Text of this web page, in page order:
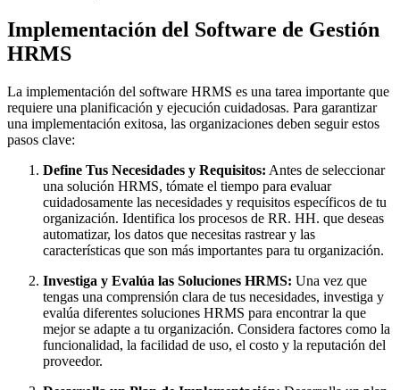
Implementación del Software de Gestión
HRMS
La implementación del software HRMS es una tarea importante que
requiere una planificación y ejecución cuidadosas. Para garantizar
una implementación exitosa, las organizaciones deben seguir estos
pasos clave:
Define Tus Necesidades y Requisitos: Antes de seleccionar
una solución HRMS, tómate el tiempo para evaluar
cuidadosamente las necesidades y requisitos específicos de tu
organización. Identifica los procesos de RR. HH. que deseas
automatizar, los datos que necesitas rastrear y las
características que son más importantes para tu organización.
Investiga y Evalúa las Soluciones HRMS: Una vez que
tengas una comprensión clara de tus necesidades, investiga y
evalúa diferentes soluciones HRMS para encontrar la que
mejor se adapte a tu organización. Considera factores como la
funcionalidad, la facilidad de uso, el costo y la reputación del
proveedor.